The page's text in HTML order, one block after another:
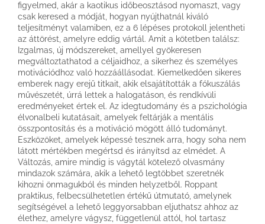
figyelmed, akár a kaotikus időbeosztásod nyomaszt, vagy
csak keresed a módját, hogyan nyújthatnál kiváló
teljesítményt valamiben, ez a 6 lépéses protokoll jelentheti
az áttörést, amelyre eddig vártál. Amit a kötetben találsz:
Izgalmas, új módszereket, amellyel gyökeresen
megváltoztathatod a céljaidhoz, a sikerhez és személyes
motivációdhoz való hozzáállásodat. Kiemelkedően sikeres
emberek nagy erejű titkait, akik elsajátították a fókuszálás
művészetét, úrrá lettek a halogatáson, és rendkívüli
eredményeket értek el. Az idegtudomány és a pszichológia
élvonalbeli kutatásait, amelyek feltárják a mentális
összpontosítás és a motiváció mögött álló tudományt.
Eszközöket, amelyek képessé tesznek arra, hogy soha nem
látott mértékben megértsd és irányítsd az elmédet. A
Változás, amire mindig is vágytál kötelező olvasmány
mindazok számára, akik a lehető legtöbbet szeretnék
kihozni önmagukból és minden helyzetből. Roppant
praktikus, felbecsülhetetlen értékű útmutató, amelynek
segítségével a lehető leggyorsabban eljuthatsz ahhoz az
élethez, amelyre vágysz, függetlenül attól, hol tartasz